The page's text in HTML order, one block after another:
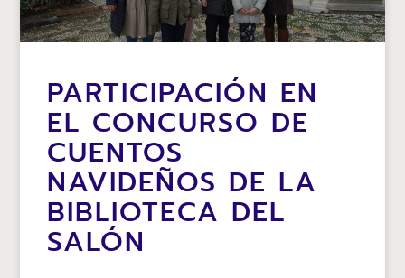
PARTICIPACIÓN EN
EL CONCURSO DE
CUENTOS
NAVIDEÑOS DE LA
BIBLIOTECA DEL
SALÓN